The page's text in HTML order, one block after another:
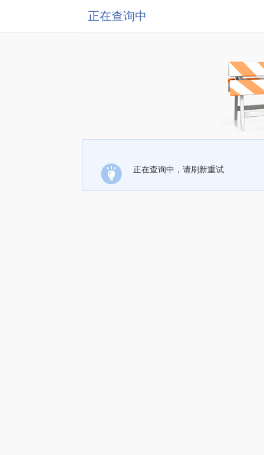
正在查询中
正在查询中，请刷新重试